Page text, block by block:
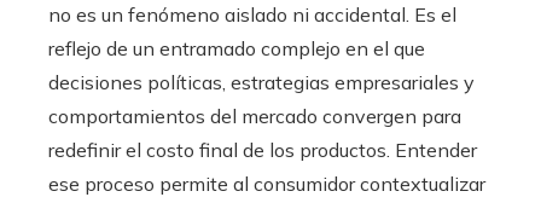
no es un fenómeno aislado ni accidental. Es el
reflejo de un entramado complejo en el que
decisiones políticas, estrategias empresariales y
comportamientos del mercado convergen para
redefinir el costo final de los productos. Entender
ese proceso permite al consumidor contextualizar